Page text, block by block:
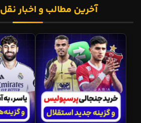
آخرین مطالب و اخبار نقل